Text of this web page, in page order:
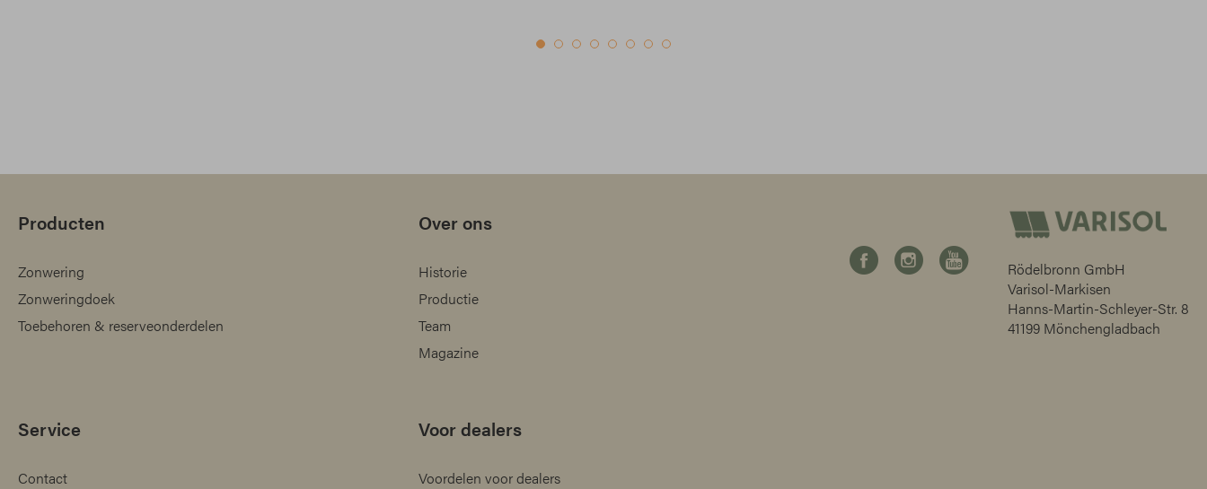
Producten
Zonwering
Zonweringdoek
Toebehoren & reserveonderdelen
Over ons
Historie
Productie
Team
Magazine
Service
Contact
Voor dealers
Voordelen voor dealers
Rödelbronn GmbH
Varisol-Markisen
Hanns-Martin-Schleyer-Str. 8
41199 Mönchengladbach